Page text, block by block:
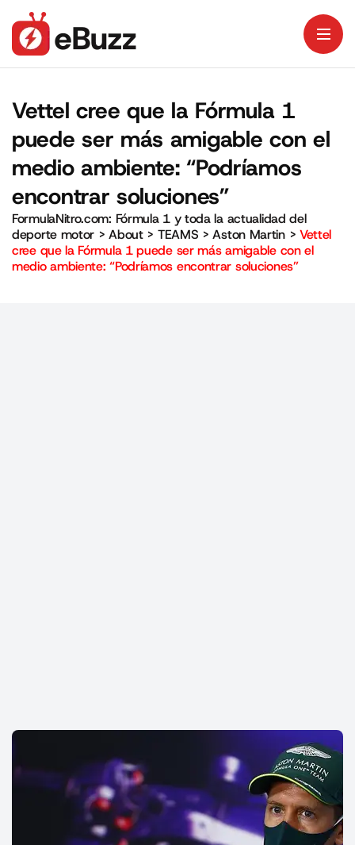
Vettel cree que la Fórmula 1
puede ser más amigable con el
medio ambiente: “Podríamos
encontrar soluciones”
FormulaNitro.com: Fórmula 1 y toda la actualidad del
deporte motor >About> TEAMS >Aston Martin> Vettel
cree que la Fórmula 1 puede ser más amigable con el
medio ambiente: “Podríamos encontrar soluciones”